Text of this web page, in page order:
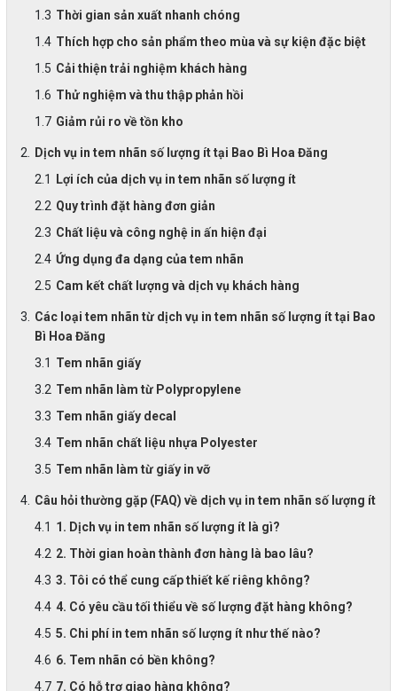
Thời gian sản xuất nhanh chóng
Thích hợp cho sản phẩm theo mùa và sự kiện đặc biệt
Cải thiện trải nghiệm khách hàng
Thử nghiệm và thu thập phản hồi
Giảm rủi ro về tồn kho
Dịch vụ in tem nhãn số lượng ít tại Bao Bì Hoa Đăng
Lợi ích của dịch vụ in tem nhãn số lượng ít
Quy trình đặt hàng đơn giản
Chất liệu và công nghệ in ấn hiện đại
Ứng dụng đa dạng của tem nhãn
Cam kết chất lượng và dịch vụ khách hàng
Các loại tem nhãn từ dịch vụ in tem nhãn số lượng ít tại Bao
Bì Hoa Đăng
Tem nhãn giấy
Tem nhãn làm từ Polypropylene
Tem nhãn giấy decal
Tem nhãn chất liệu nhựa Polyester
Tem nhãn làm từ giấy in vỡ
Câu hỏi thường gặp (FAQ) về dịch vụ in tem nhãn số lượng ít
1. Dịch vụ in tem nhãn số lượng ít là gì?
2. Thời gian hoàn thành đơn hàng là bao lâu?
3. Tôi có thể cung cấp thiết kế riêng không?
4. Có yêu cầu tối thiểu về số lượng đặt hàng không?
5. Chi phí in tem nhãn số lượng ít như thế nào?
6. Tem nhãn có bền không?
7. Có hỗ trợ giao hàng không?